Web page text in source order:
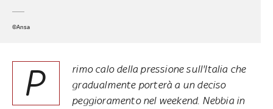
©Ansa
P
rimo calo della pressione sull'Italia che
gradualmente porterà a un deciso
peggioramento nel weekend. Nebbia in